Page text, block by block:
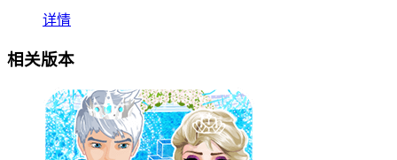
详情
相关版本